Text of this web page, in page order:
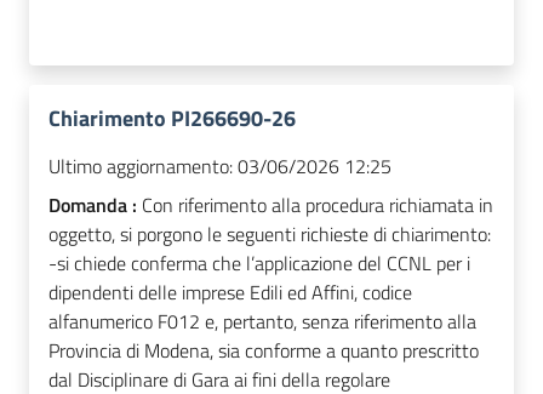
Chiarimento PI266690-26
Ultimo aggiornamento:03/06/2026 12:25
Domanda : Con riferimento alla procedura richiamata in
oggetto, si porgono le seguenti richieste di chiarimento:
-si chiede conferma che l’applicazione del CCNL per i
dipendenti delle imprese Edili ed Affini, codice
alfanumerico F012 e, pertanto, senza riferimento alla
Provincia di Modena, sia conforme a quanto prescritto
dal Disciplinare di Gara ai fini della regolare